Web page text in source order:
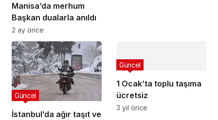
Manisa’da merhum
Başkan dualarla anıldı
2 ay önce
İstanbul’da ağır taşıt ve
Güncel
1 Ocak’ta toplu taşıma
ücretsiz
Güncel
3 yıl önce